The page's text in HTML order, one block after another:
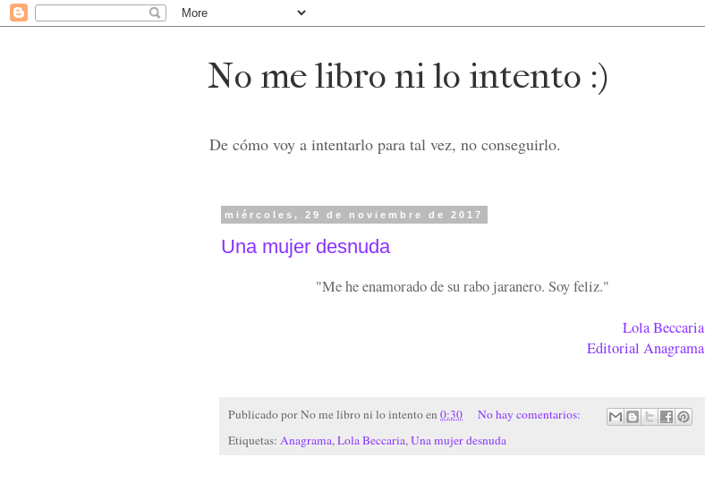
No me libro ni lo intento :)
De cómo voy a intentarlo para tal vez, no conseguirlo.
miércoles, 29 de noviembre de 2017
Una mujer desnuda
"Me he enamorado de su rabo jaranero. Soy feliz."
Lola Beccaria
Editorial Anagrama
Publicado porNo me libro ni lo intentoen 0:30
No hay comentarios:
Etiquetas: Anagrama, Lola Beccaria, Una mujer desnuda